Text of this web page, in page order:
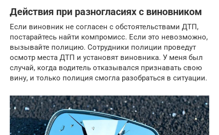
Действия при разногласиях с виновником
Если виновник не согласен с обстоятельствами ДТП,
постарайтесь найти компромисс. Если это невозможно,
вызывайте полицию. Сотрудники полиции проведут
осмотр места ДТП и установят виновника. У меня был
случай, когда водитель отказывался признавать свою
вину, и только полиция смогла разобраться в ситуации.